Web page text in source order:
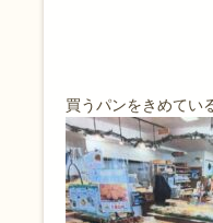
買うパンをきめてい